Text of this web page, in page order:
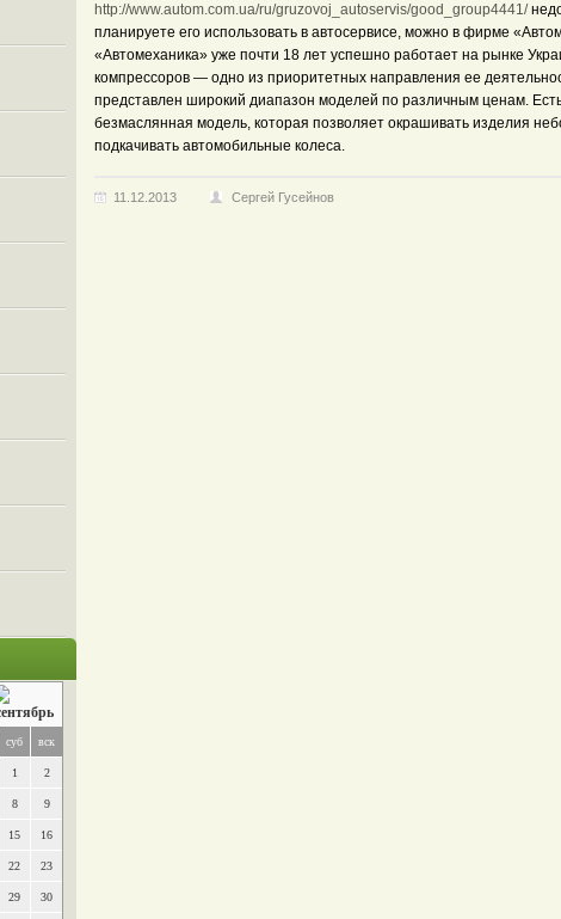
суб вск
1 2
8 9
15 16
22 23
29 30
http://www.autom.com.ua/ru/gruzovoj_autoservis/good_group4441/
планируете его использовать в автосервисе, можно в фирме
«Автомеханика» уже почти 18 лет успешно работает на рынке
компрессоров — одно из приоритетных направления ее
представлен широкий диапазон моделей по различным ценам.
безмаслянная модель, которая позволяет окрашивать изделия
подкачивать автомобильные колеса.
11.12.2013 Сергей Гусейнов